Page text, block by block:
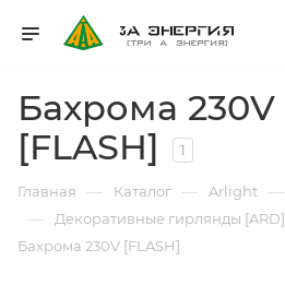
Бахрома 230V
[FLASH]
1
Главная — Каталог — Arlight —
— Декоративные гирлянды [ARD]
Бахрома 230V [FLASH]